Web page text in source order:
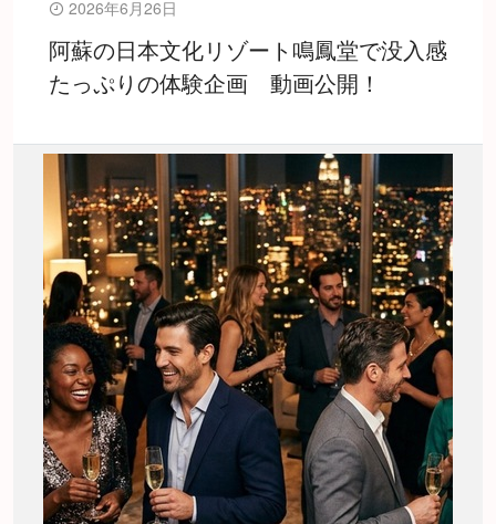
2026年6月26日
阿蘇の日本文化リゾート鳴鳳堂で没入感
たっぷりの体験企画 動画公開！